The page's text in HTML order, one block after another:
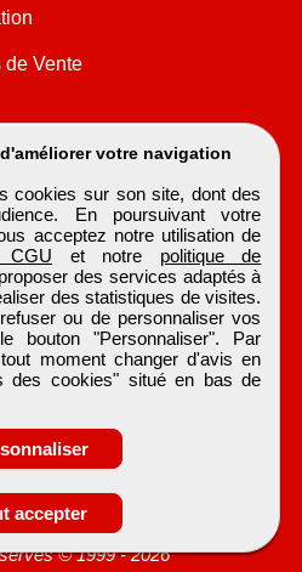
votre navigation
cookies sur son site, dont des
En poursuivant votre
acceptez notre utilisation de
et notre politique de
des services adaptés à
des statistiques de visites.
ou de personnaliser vos
bouton "Personnaliser". Par
moment changer d'avis en
des cookies" situé en bas de
accepter
Vente
© 1999 - 2026